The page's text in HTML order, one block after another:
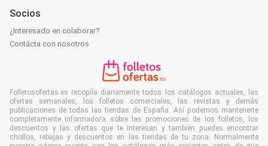
Socios
¿Interesado en colaborar?
Contácta con nosotros
Folletosofertas.es recopila diariamente todos los catálogos actuales, las
ofertas semanales, los folletos comerciales, las revistas y demás
publicaciones de todas las tiendas de España. Así podemos mantenerte
completamente informado/a sobre las promociones de los folletos, los
descuentos y las ofertas que te interesan y también puedes encontrar
chollos, rebajas y descuentos en las tiendas de tu zona. Normalmente